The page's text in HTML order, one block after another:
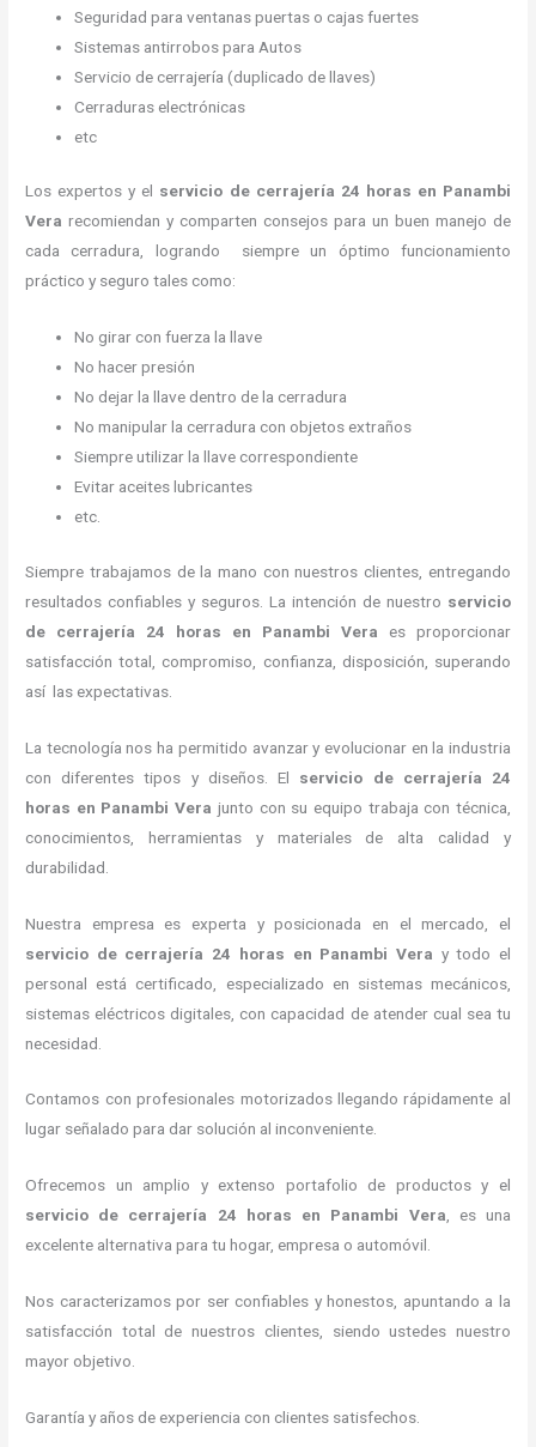
Seguridad para ventanas puertas o cajas fuertes
Sistemas antirrobos para Autos
Servicio de cerrajería (duplicado de llaves)
Cerraduras electrónicas
etc
Los expertos y el servicio de cerrajería 24 horas en Panambi
Vera recomiendan y comparten consejos para un buen manejo de
cada cerradura, logrando siempre un óptimo funcionamiento
práctico y seguro tales como:
No girar con fuerza la llave
No hacer presión
No dejar la llave dentro de la cerradura
No manipular la cerradura con objetos extraños
Siempre utilizar la llave correspondiente
Evitar aceites lubricantes
etc.
Siempre trabajamos de la mano con nuestros clientes, entregando
resultados confiables y seguros. La intención de nuestro servicio
de cerrajería 24 horas en Panambi Vera es proporcionar
satisfacción total, compromiso, confianza, disposición, superando
así las expectativas.
La tecnología nos ha permitido avanzar y evolucionar en la industria
con diferentes tipos y diseños. El servicio de cerrajería 24
horas en Panambi Vera junto con su equipo trabaja con técnica,
conocimientos, herramientas y materiales de alta calidad y
durabilidad.
Nuestra empresa es experta y posicionada en el mercado, el
servicio de cerrajería 24 horas en Panambi Vera y todo el
personal está certificado, especializado en sistemas mecánicos,
sistemas eléctricos digitales, con capacidad de atender cual sea tu
necesidad.
Contamos con profesionales motorizados llegando rápidamente al
lugar señalado para dar solución al inconveniente.
Ofrecemos un amplio y extenso portafolio de productos y el
servicio de cerrajería 24 horas en Panambi Vera, es una
excelente alternativa para tu hogar, empresa o automóvil.
Nos caracterizamos por ser confiables y honestos, apuntando a la
satisfacción total de nuestros clientes, siendo ustedes nuestro
mayor objetivo.
Garantía y años de experiencia con clientes satisfechos.